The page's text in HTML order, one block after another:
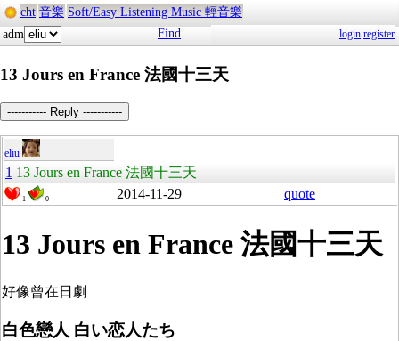
cht 音樂 Soft/Easy Listening Music 輕音樂
adm
Find login register
13 Jours en France 法國十三天
----------- Reply -----------
eliu
1 13 Jours en France 法國十三天
1 0 2014-11-29 quote
13 Jours en France 法國十三天
好像曾在日劇
白色戀人 白い恋人たち